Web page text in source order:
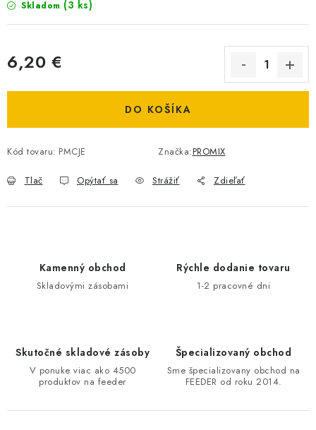
Doprava Navštívte našu predajňu v MARCELOVEJ »
Skladom (3 ks)
6,20 €
DO KOŠÍKA
Kód tovaru: PMCJE Značka:PROMIX
Tlač Opýtať sa Strážiť Zdieľať
Kamenný obchod
Skladovými zásobami
Rýchle dodanie tovaru
1-2 pracovné dni
Skutočné skladové zásoby
V ponuke viac ako 4500
produktov na feeder
Špecializovaný obchod
Sme špecializovany obchod na
FEEDER od roku 2014.